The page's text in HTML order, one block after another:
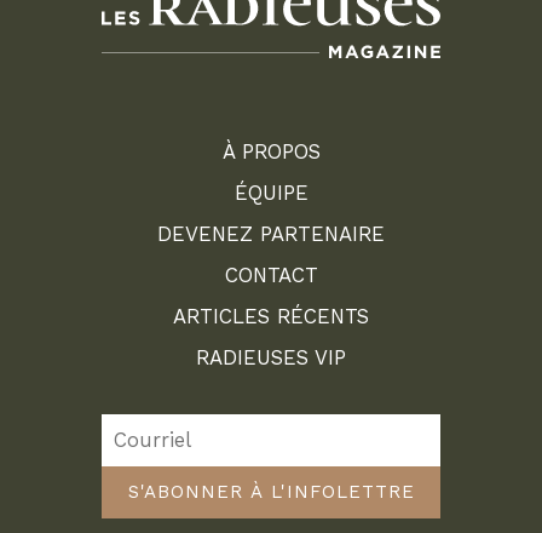
À PROPOS
ÉQUIPE
DEVENEZ PARTENAIRE
CONTACT
ARTICLES RÉCENTS
RADIEUSES VIP
S'ABONNER À L'INFOLETTRE